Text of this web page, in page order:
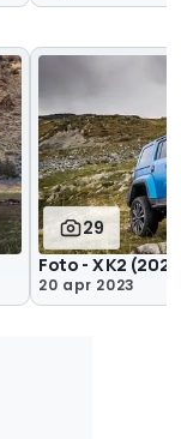
29
Foto - X K2
20 apr 2023